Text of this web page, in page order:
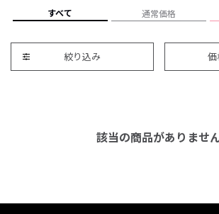
すべて 通常価格
絞り込み 価
該当の商品がありませ